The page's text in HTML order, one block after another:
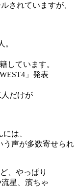
されていますが、
。
しています。
」発表
人だけが
は、
う声が多数寄せられ
、やっぱり
星、濱ちゃ